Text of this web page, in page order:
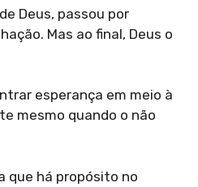
Deus, passou por
Mas ao final, Deus o
esperança em meio à
mesmo quando o não
que há propósito no